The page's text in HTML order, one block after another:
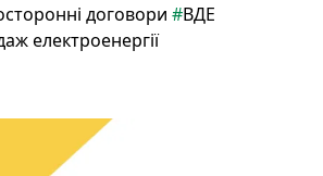
договори #ВДЕ
електроенергії